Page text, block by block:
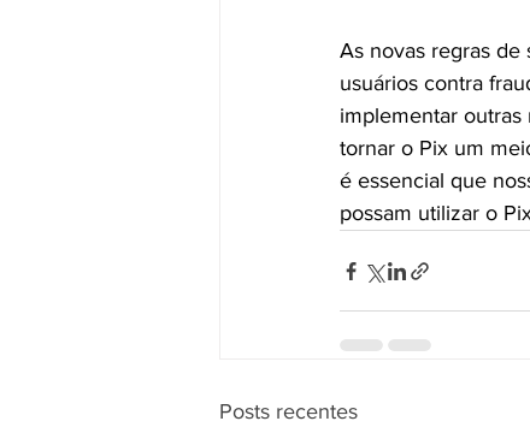
As novas regras de
usuários contra
implementar outras
tornar o Pix um
é essencial que
possam utilizar o
Posts recentes